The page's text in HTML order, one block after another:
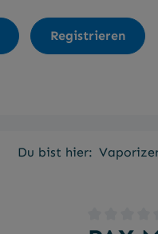
Registrieren
Du bist hier: